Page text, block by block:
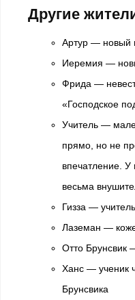
Другие
Артур — новый
Иеремия —
Фрида —
«Господское
Учитель —
прямо, но не
впечатление. У
весьма
Гизза —
Лаземан —
Отто Брунсвик
Ханс — ученик
Брунсвика